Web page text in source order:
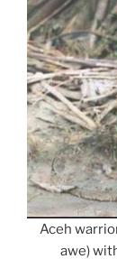
Aceh
awe)